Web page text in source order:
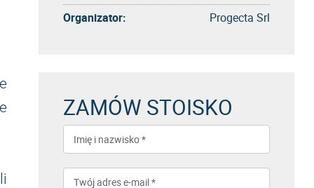
Organizator:
Progecta Srl
ZAMÓW STOISKO